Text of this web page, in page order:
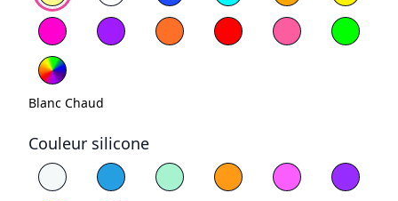
Magenta
Violet Orange Rouge Rose clair Vert
Blanc Chaud
Couleur silicone
Choisissez la couleur du silicone
Blanc Bleu Jaune
Violet